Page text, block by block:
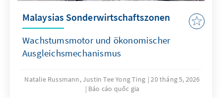
Malaysias Sonderwirtschaftszonen
Wachstumsmotor und ökonomischer
Ausgleichsmechanismus
Natalie Russmann, Justin Tee Yong Ting
20 tháng 5, 2026
Báo cáo quốc gia